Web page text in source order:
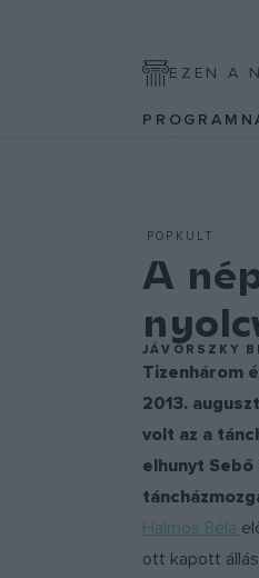
EZEN A
POPKULT
A
JÁVORSZKY
Tizenhárom
2013.
volt az a
elhunyt
Halmos Béla
ott kapott